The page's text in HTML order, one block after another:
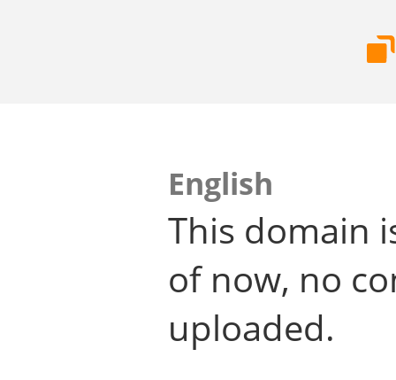
English
This domain
of now, no
uploaded.